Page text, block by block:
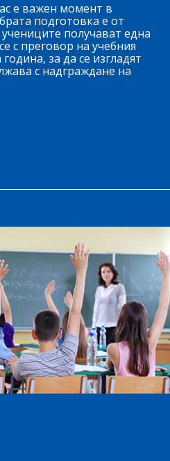
е важен момент в
подготовка е от
получават една
с преговор на учебния
за да се изгладят
с надграждане на